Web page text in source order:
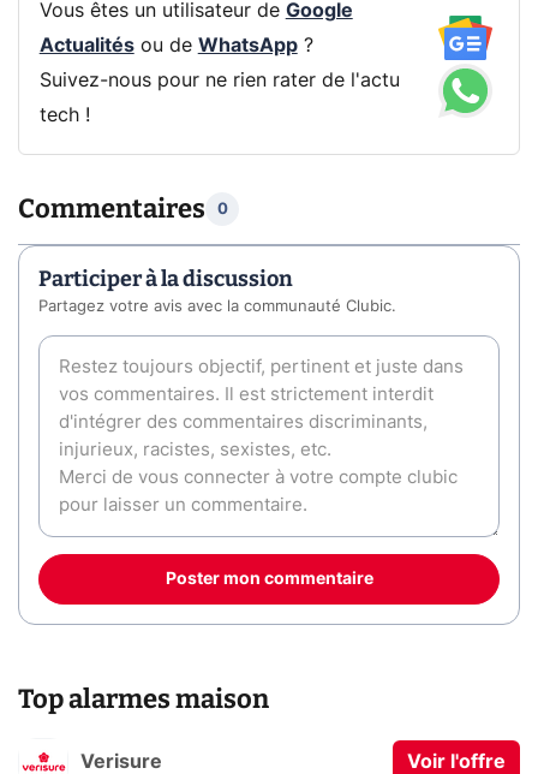
Vous êtes un utilisateur de Google
Actualitésou de WhatsApp?
Suivez-nous pour ne rien rater de l'actu
tech !
Commentaires 0
Participer à la discussion
Partagez votre avis avec la communauté Clubic.
Poster mon commentaire
Top alarmes maison
Verisure Voir l'offre